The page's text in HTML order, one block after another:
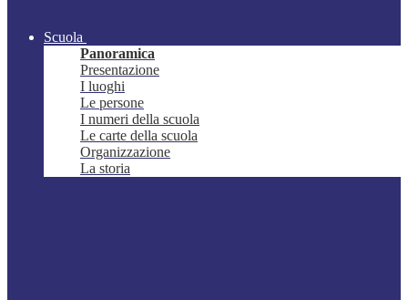
Scuola
Panoramica
Presentazione
I luoghi
Le persone
I numeri della scuola
Le carte della scuola
Organizzazione
La storia